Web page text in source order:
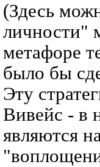
(Здесь
личности"
метафоре
было бы
Эту
Вивейс - в
являются